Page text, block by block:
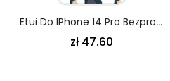
Etui Do IPhone 14 Pro Bezproblemowe Wiele Czatów
zł 47.60